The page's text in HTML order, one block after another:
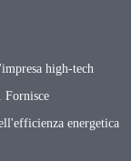
high-tech
Fornisce
energetica